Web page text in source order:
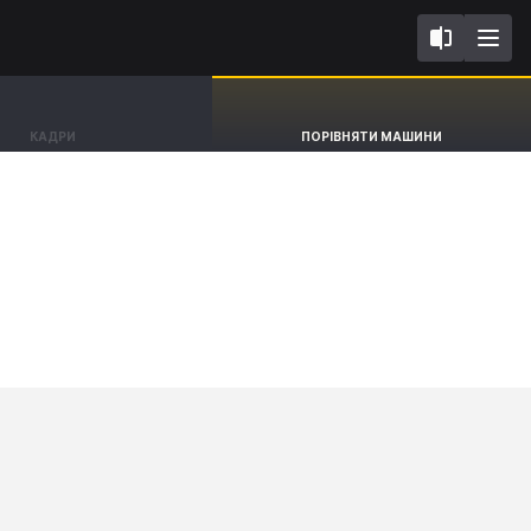
КАДРИ ПОРІВНЯТИ МАШИНИ
Volvo EX90